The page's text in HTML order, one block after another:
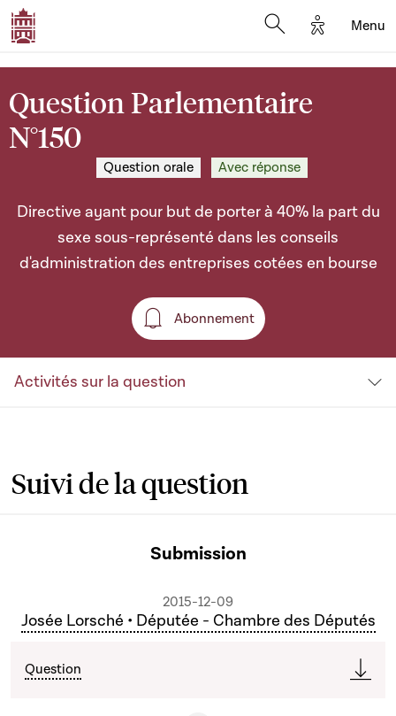
Options
Menu
Question Parlementaire
N°150
Question orale Avec réponse
Directive ayant pour but de porter à 40% la part du
sexe sous-représenté dans les conseils
d'administration des entreprises cotées en bourse
Abonnement
Abonnement
Activités sur la question
Suivi de la question
Submission
2015-12-09
Josée Lorsché • Députée - Chambre des Députés
Question